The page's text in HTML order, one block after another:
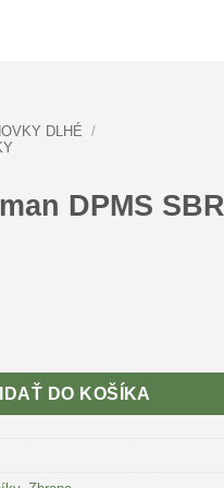
DLHÉ /
DPMS SBR
DO KOŠÍKA